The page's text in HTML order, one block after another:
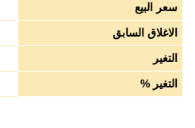
سعر البيع
الاغلاق السابق
التغير
التغير %